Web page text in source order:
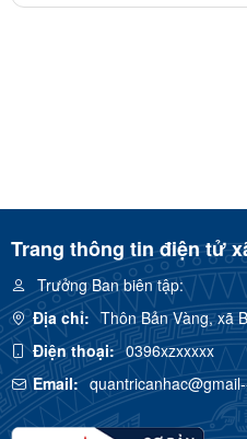
Trang thông tin điện tử
Trưởng Ban biên tập:
Địa chỉ: Thôn Bản Vàng, xã
Điện thoại: 0396xzxxxxx
Email: